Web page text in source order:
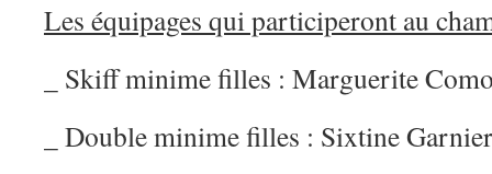
Les équipages qui participeront au
_ Skiff minime filles : Marguerite
_ Double minime filles : Sixtine